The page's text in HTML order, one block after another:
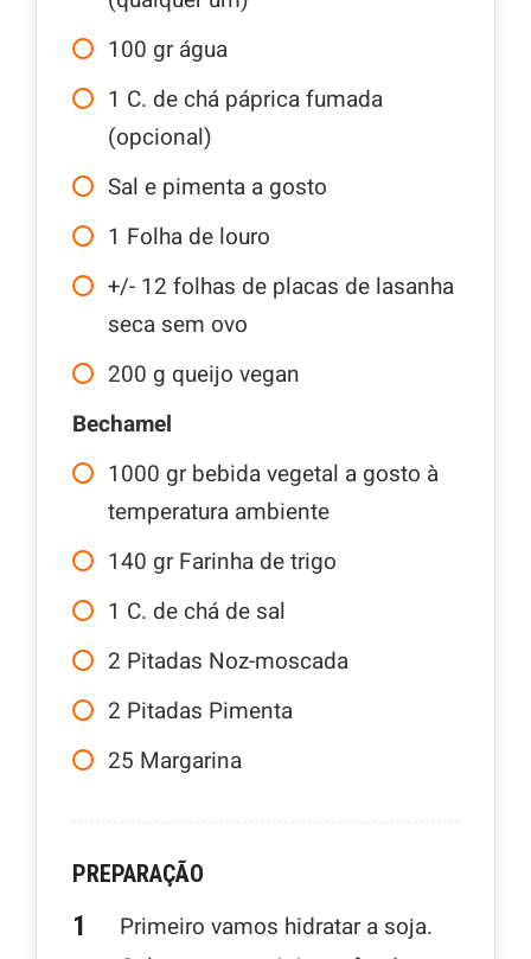
100 gr água
1 C. de chá páprica fumada
(opcional)
Sal e pimenta a gosto
1 Folha de louro
+/- 12 folhas de placas de lasanha
seca sem ovo
200 g queijo vegan
Bechamel
1000 gr bebida vegetal a gosto à
temperatura ambiente
140 gr Farinha de trigo
1 C. de chá de sal
2 Pitadas Noz-moscada
2 Pitadas Pimenta
25 Margarina
PREPARAÇÃO
Primeiro vamos hidratar a soja.